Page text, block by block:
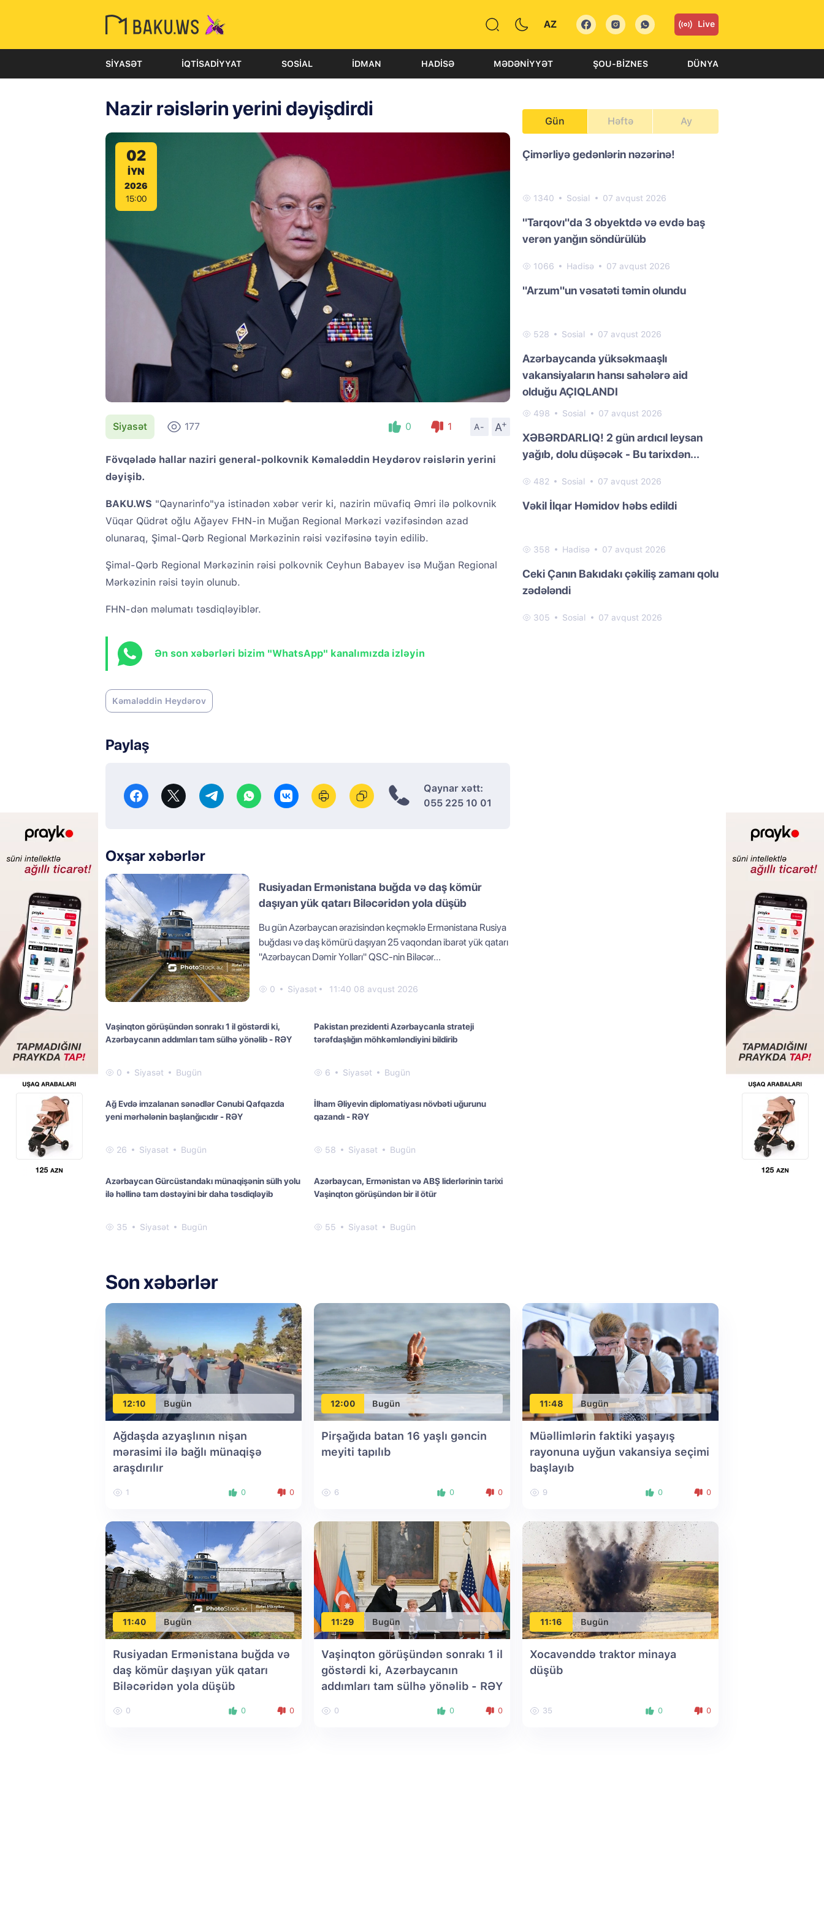
AZ Live
SIYASƏT İQTISADIYYAT SOSIAL İDMAN HADISƏ MƏDƏNIYYƏT ŞOU-BIZNES DÜNYA
Nazir rəislərin yerini dəyişdirdi
02
IYN
2026
15:00
Siyasət 177 0 1 A- A
+
Fövqəladə hallar naziri general-polkovnik Kəmaləddin Heydərov rəislərin yerini
dəyişib.
BAKU.WS "Qaynarinfo"ya istinadən xəbər verir ki, nazirin müvafiq Əmri ilə polkovnik
Vüqar Qüdrət oğlu Ağayev FHN-in Muğan Regional Mərkəzi vəzifəsindən azad
olunaraq, Şimal-Qərb Regional Mərkəzinin rəisi vəzifəsinə təyin edilib.
Şimal-Qərb Regional Mərkəzinin rəisi polkovnik Ceyhun Babayev isə Muğan Regional
Mərkəzinin rəisi təyin olunub.
FHN-dən məlumatı təsdiqləyiblər.
Ən son xəbərləri bizim "WhatsApp" kanalımızda izləyin
Kəmaləddin Heydərov
Paylaş
Qaynar xətt:
055 225 10 01
Oxşar xəbərlər
Rusiyadan Ermənistana buğda və daş kömür
daşıyan yük qatarı Biləcəridən yola düşüb
Bu gün Azərbaycan ərazisindən keçməklə Ermənistana Rusiya
buğdası və daş kömürü daşıyan 25 vaqondan ibarət yük qatarı
"Azərbaycan Dəmir Yolları" QSC-nin Biləcər...
0 Siyasət 11:40 08 avqust 2026
Vaşinqton görüşündən sonrakı 1 il göstərdi ki,
Azərbaycanın addımları tam sülhə yönəlib - RƏY
0 Siyasət Bugün
Pakistan prezidenti Azərbaycanla strateji
tərəfdaşlığın möhkəmləndiyini bildirib
6 Siyasət Bugün
Ağ Evdə imzalanan sənədlər Cənubi Qafqazda
yeni mərhələnin başlanğıcıdır - RƏY
26 Siyasət Bugün
İlham Əliyevin diplomatiyası növbəti uğurunu
qazandı - RƏY
58 Siyasət Bugün
Azərbaycan Gürcüstandakı münaqişənin sülh yolu
ilə həllinə tam dəstəyini bir daha təsdiqləyib
35 Siyasət Bugün
Azərbaycan, Ermənistan və ABŞ liderlərinin tarixi
Vaşinqton görüşündən bir il ötür
55 Siyasət Bugün
Gün Həftə Ay
Çimərliyə gedənlərin nəzərinə!
1340 Sosial 07 avqust 2026
"Tarqovı"da 3 obyektdə və evdə baş
verən yanğın söndürülüb
1066 Hadisə 07 avqust 2026
"Arzum"un vəsatəti təmin olundu
528 Sosial 07 avqust 2026
Azərbaycanda yüksəkmaaşlı
vakansiyaların hansı sahələrə aid
olduğu AÇIQLANDI
498 Sosial 07 avqust 2026
XƏBƏRDARLIQ! 2 gün ardıcıl leysan
yağıb, dolu düşəcək - Bu tarixdən...
482 Sosial 07 avqust 2026
Vəkil İlqar Həmidov həbs edildi
358 Hadisə 07 avqust 2026
Ceki Çanın Bakıdakı çəkiliş zamanı qolu
zədələndi
305 Sosial 07 avqust 2026
Son xəbərlər
12:10 Bugün
Ağdaşda azyaşlının nişan
mərasimi ilə bağlı münaqişə
araşdırılır
1 0 0
12:00 Bugün
Pirşağıda batan 16 yaşlı gəncin
meyiti tapılıb
6 0 0
11:48 Bugün
Müəllimlərin faktiki yaşayış
rayonuna uyğun vakansiya seçimi
başlayıb
9 0 0
11:40 Bugün
Rusiyadan Ermənistana buğda və
daş kömür daşıyan yük qatarı
Biləcəridən yola düşüb
0 0 0
11:29 Bugün
Vaşinqton görüşündən sonrakı 1 il
göstərdi ki, Azərbaycanın
addımları tam sülhə yönəlib - RƏY
0 0 0
11:16 Bugün
Xocavənddə traktor minaya
düşüb
35 0 0